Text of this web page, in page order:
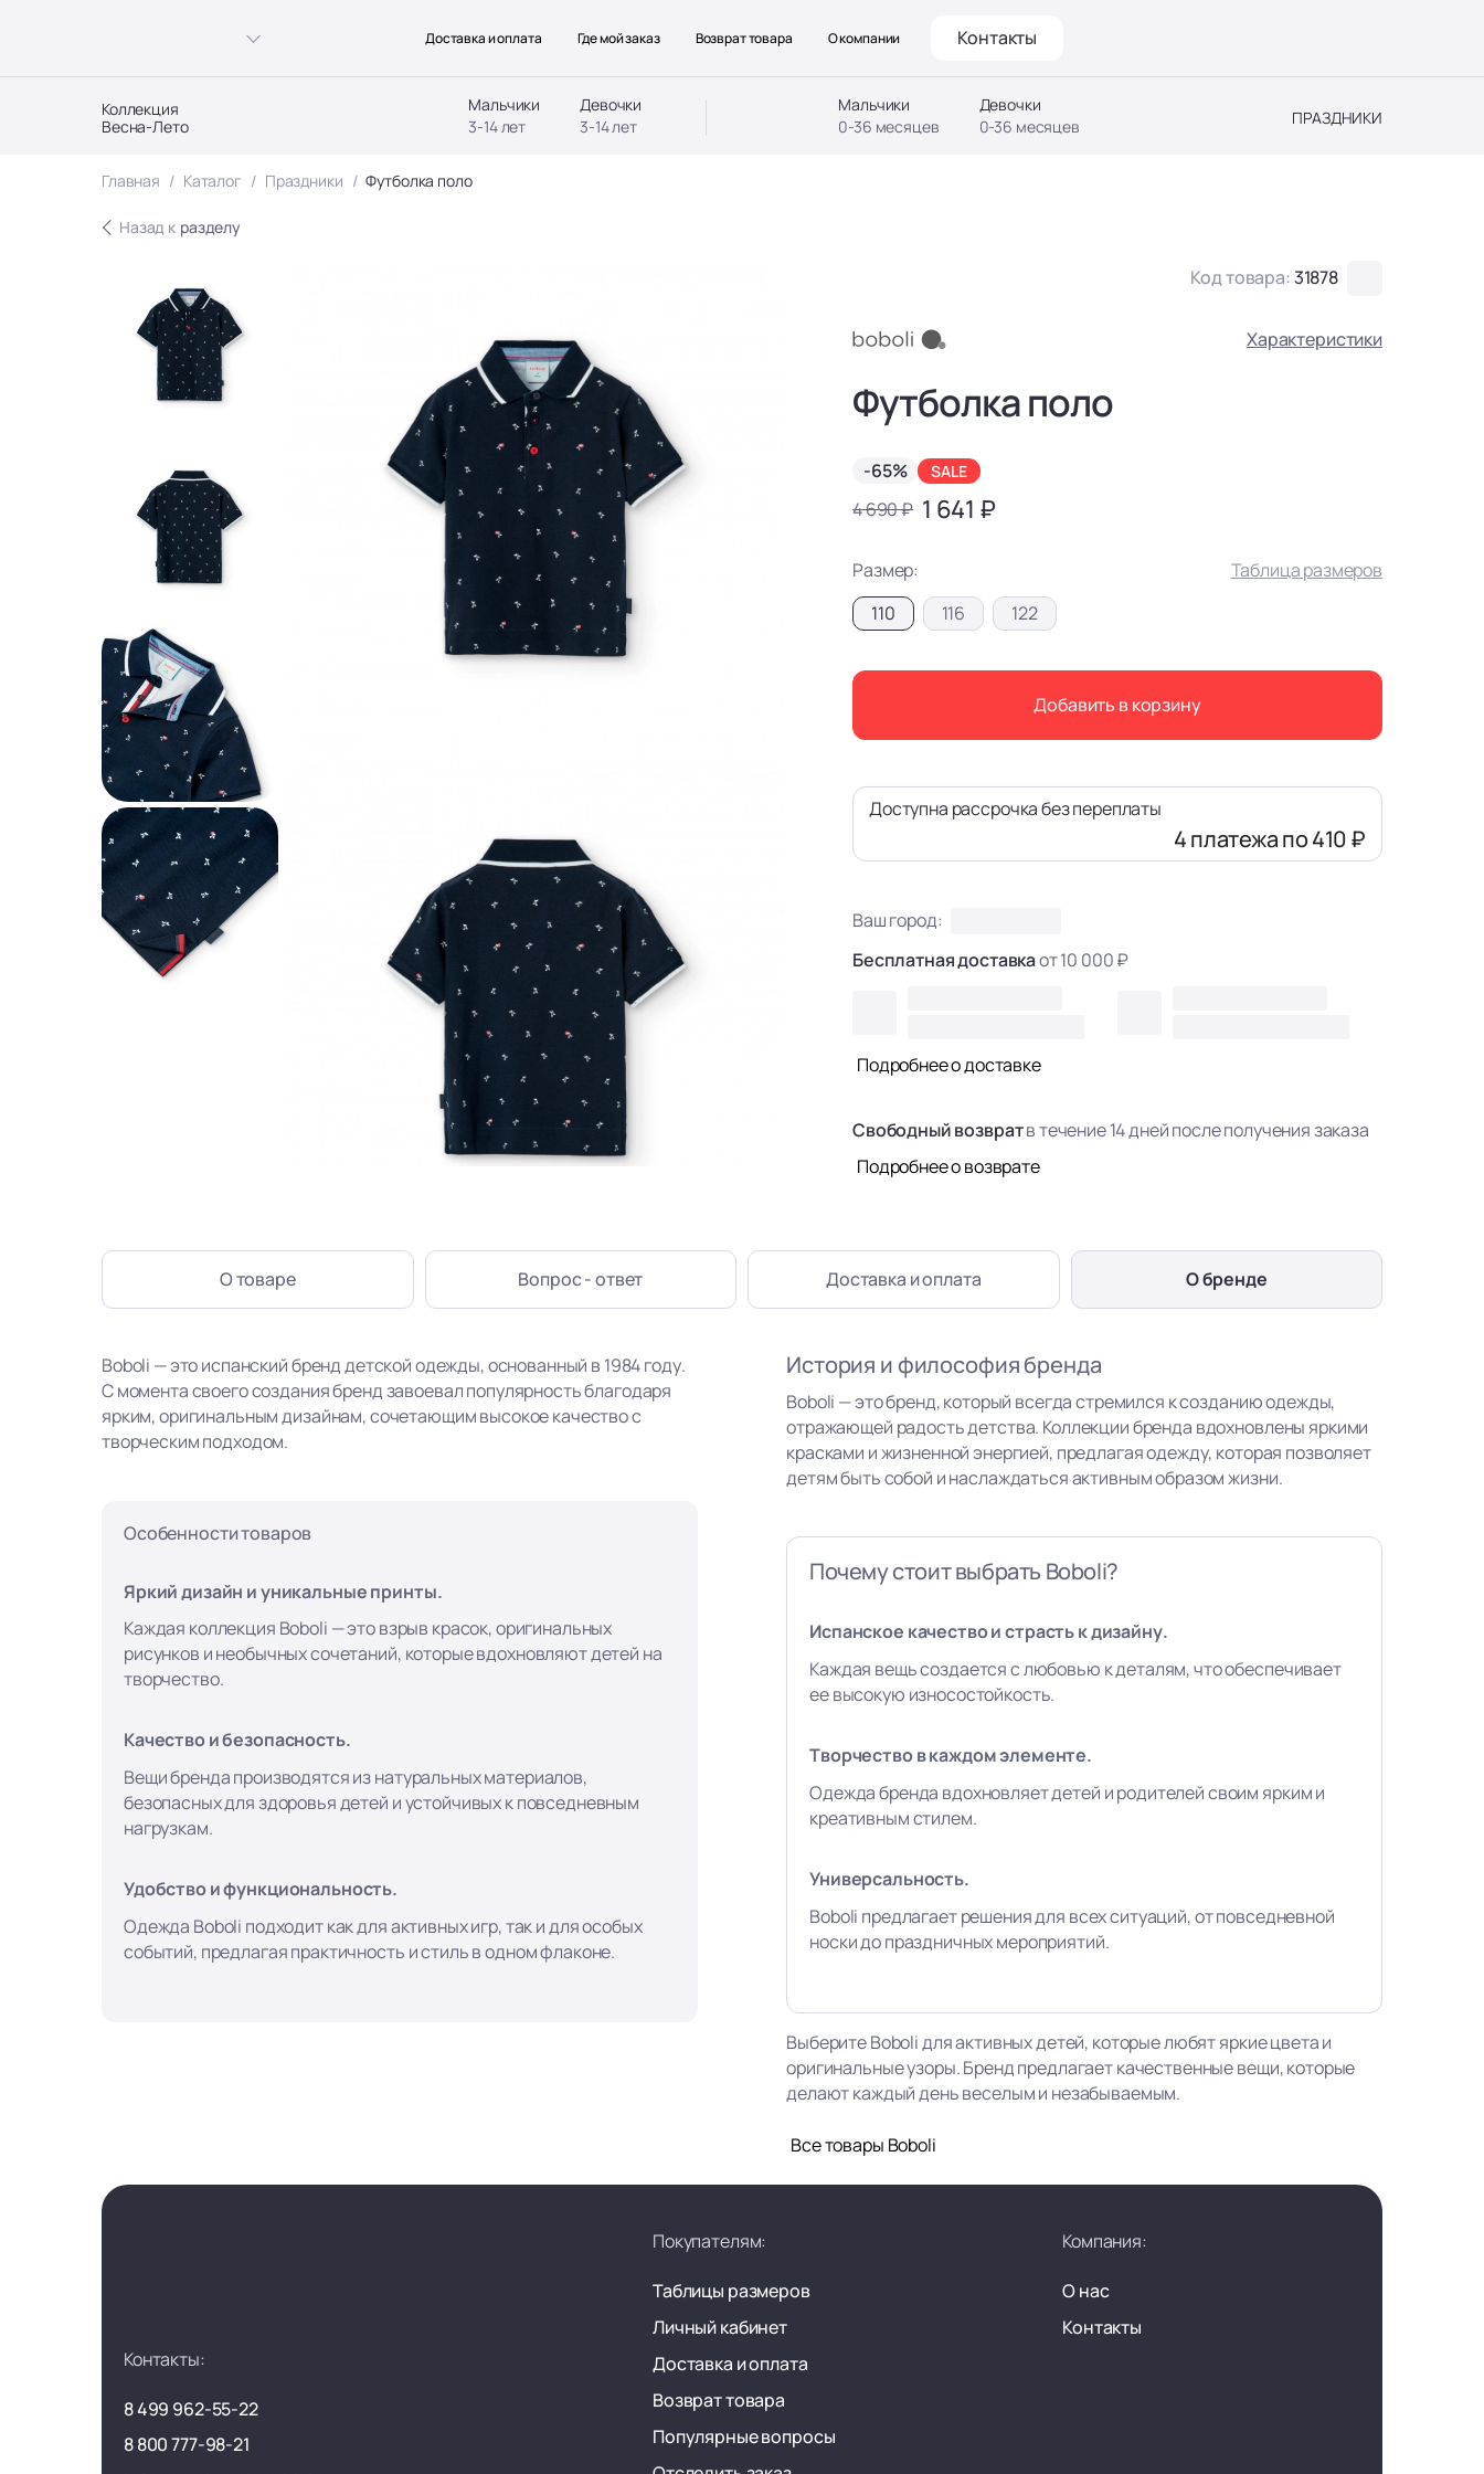
Коллекция
Весна-Лето
Мальчики
3-14 лет
Девочки
3-14 лет
Мальчики
0-36 месяцев
Девочки
0-36 месяцев
ПРАЗДНИКИ
Доставка и оплата Где мой заказ Возврат товара О компании Контакты
Главная Каталог Праздники Футболка поло
Назад к разделу
Код товара:31878
Характеристики
Футболка поло
-65% SALE
4 690 ₽ 1 641 ₽
Размер:
Таблица размеров
110
116 122
Добавить в корзину
Доступна рассрочка без переплаты
4 платежапо 410 ₽
Ваш город:
Бесплатная доставкаот 10 000 ₽
Подробнее о доставке
Свободный возвратв течение 14 дней после получения заказа
Подробнее о возврате
О товаре Вопрос - ответ Доставка и оплата О бренде
Boboli — это испанский бренд детской одежды, основанный в 1984 году.
С момента своего создания бренд завоевал популярность благодаря
ярким, оригинальным дизайнам, сочетающим высокое качество с
творческим подходом.
Особенности товаров
Яркий дизайн и уникальные принты.
Каждая коллекция Boboli — это взрыв красок, оригинальных
рисунков и необычных сочетаний, которые вдохновляют детей на
творчество.
Качество и безопасность.
Вещи бренда производятся из натуральных материалов,
безопасных для здоровья детей и устойчивых к повседневным
нагрузкам.
Удобство и функциональность.
Одежда Boboli подходит как для активных игр, так и для особых
событий, предлагая практичность и стиль в одном флаконе.
История и философия бренда
Boboli — это бренд, который всегда стремился к созданию одежды,
отражающей радость детства. Коллекции бренда вдохновлены яркими
красками и жизненной энергией, предлагая одежду, которая позволяет
детям быть собой и наслаждаться активным образом жизни.
Почему стоит выбрать Boboli?
Испанское качество и страсть к дизайну.
Каждая вещь создается с любовью к деталям, что обеспечивает
ее высокую износостойкость.
Творчество в каждом элементе.
Одежда бренда вдохновляет детей и родителей своим ярким и
креативным стилем.
Универсальность.
Boboli предлагает решения для всех ситуаций, от повседневной
носки до праздничных мероприятий.
Выберите Boboli для активных детей, которые любят яркие цвета и
оригинальные узоры. Бренд предлагает качественные вещи, которые
делают каждый день веселым и незабываемым.
Все товары Boboli
Контакты:
8 499 962-55-22
8 800 777-98-21
Покупателям:
Таблицы размеров
Личный кабинет
Доставка и оплата
Возврат товара
Популярные вопросы
Компания:
О нас
Контакты